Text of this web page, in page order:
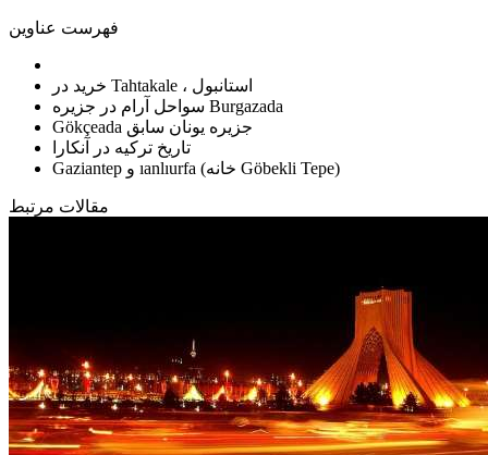
فهرست عناوین
خرید در Tahtakale ، استانبول
سواحل آرام در جزیره Burgazada
Gökçeada جزیره یونان سابق
تاریخ ترکیه در آنکارا
Gaziantep و ıanlıurfa (خانه Göbekli Tepe)
مقالات مرتبط